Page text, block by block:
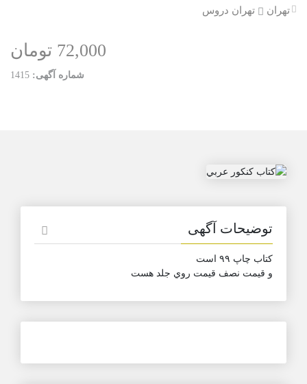
تهران تهران دروس
72,000 تومان
شماره آگهی: 1415
توضیحات آگهی
كتاب چاپ ٩٩ است
و قيمت نصف قيمت روي جلد هست